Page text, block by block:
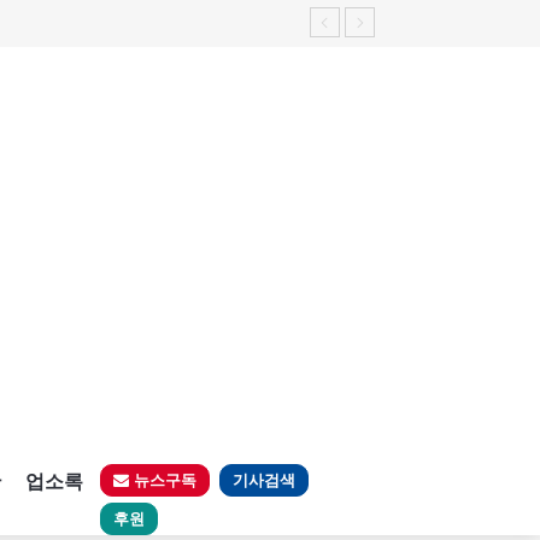
업소록 뉴스구독 기사검색
후원